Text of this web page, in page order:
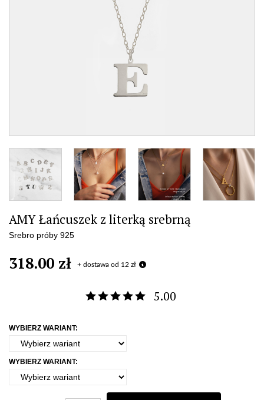
AMY Łańcuszek z literką srebrną
Srebro próby 925
318.00 zł + dostawa od 12 zł
5.00
WYBIERZ WARIANT:
WYBIERZ WARIANT: